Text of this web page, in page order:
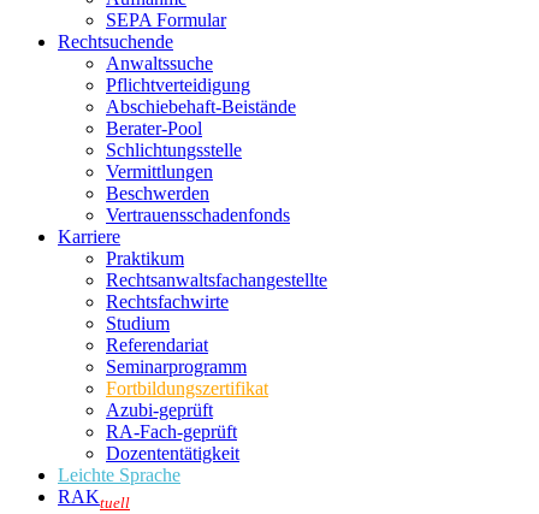
SEPA Formular
Rechtsuchende
Anwaltssuche
Pflichtverteidigung
Abschiebehaft-Beistände
Berater-Pool
Schlichtungsstelle
Vermittlungen
Beschwerden
Vertrauensschadenfonds
Karriere
Praktikum
Rechtsanwalts­fachangestellte
Rechtsfachwirte
Studium
Referendariat
Seminarprogramm
Fortbildungszertifikat
Azubi-geprüft
RA-Fach-geprüft
Dozententätigkeit
Leichte Sprache
RAKtuell